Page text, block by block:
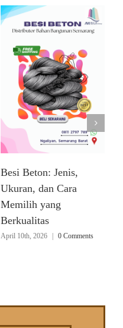
Besi Beton: Jenis,
Ukuran, dan Cara
Memilih yang
Berkualitas
April 10th, 2026 | 0 Comments